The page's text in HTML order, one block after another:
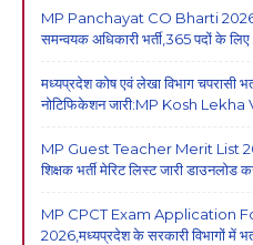
MP Panchayat CO Bharti
समन्वयक अधिकारी भर्ती,365 पदों के
मध्यप्रदेश कोष एवं लेखा विभाग चपरासी
नोटिफिकेशन जारी:MP Kosh
MP Guest Teacher Merit List
शिक्षक भर्ती मेरिट लिस्ट जारी डाउनलोड
MP CPCT Exam Application
2026,मध्यप्रदेश के सरकारी विभागों में